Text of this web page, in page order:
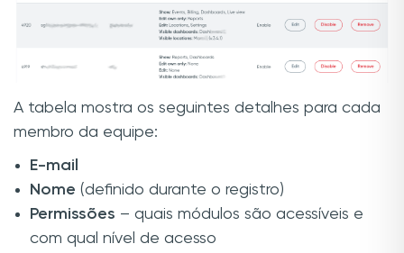
A tabela mostra os seguintes detalhes para cada
membro da equipe:
E-mail
Nome (definido durante o registro)
Permissões – quais módulos são acessíveis e
com qual nível de acesso